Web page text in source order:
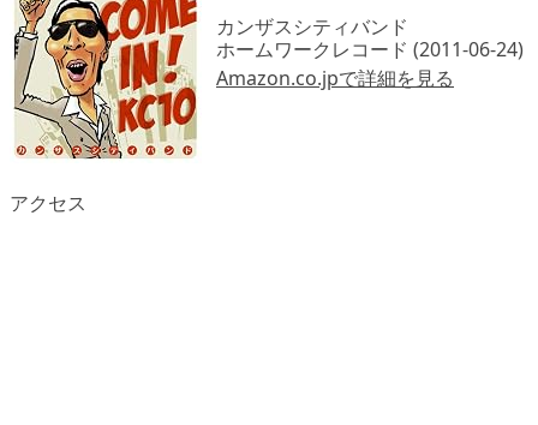
カンザスシティバンド
ホームワークレコード (2011-06-24)
Amazon.co.jpで詳細を見る
アクセス